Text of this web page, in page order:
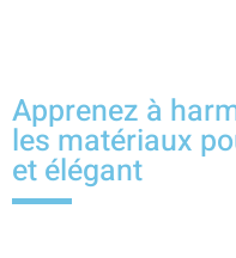
Apprenez à
les matériaux
et élégant